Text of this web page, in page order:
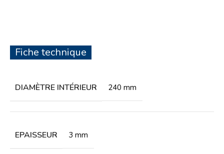
Fiche technique
DIAMÈTRE INTÉRIEUR 240 mm
EPAISSEUR 3 mm